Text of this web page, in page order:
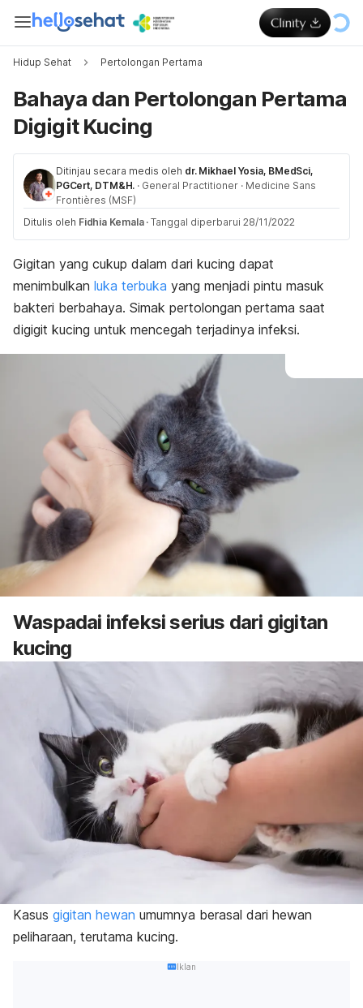
Hidup Sehat Pertolongan Pertama
Bahaya dan Pertolongan Pertama
Digigit Kucing
Ditinjau secara medis oleh dr. Mikhael Yosia, BMedSci,
PGCert, DTM&H. · General Practitioner · Medicine Sans
Frontières (MSF)
Ditulis oleh Fidhia Kemala · Tanggal diperbarui 28/11/2022
Gigitan yang cukup dalam dari kucing dapat
menimbulkan luka terbuka yang menjadi pintu masuk
bakteri berbahaya. Simak pertolongan pertama saat
digigit kucing untuk mencegah terjadinya infeksi.
Waspadai infeksi serius dari gigitan
kucing
Kasus gigitan hewan umumnya berasal dari hewan
peliharaan, terutama kucing.
Iklan